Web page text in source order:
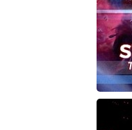
Assetto